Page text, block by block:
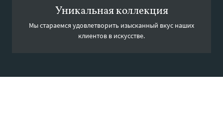
Уникальная коллекция
Мы стараемся удовлетворить изысканный вкус наших
клиентов в искусстве.